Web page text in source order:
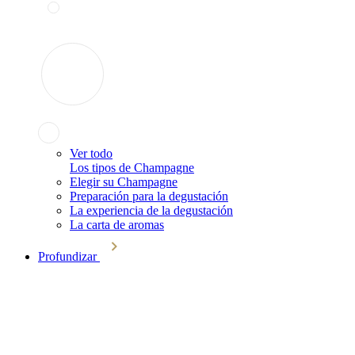
Ver todo
Los tipos de Champagne
Elegir su Champagne
Preparación para la degustación
La experiencia de la degustación
La carta de aromas
Profundizar